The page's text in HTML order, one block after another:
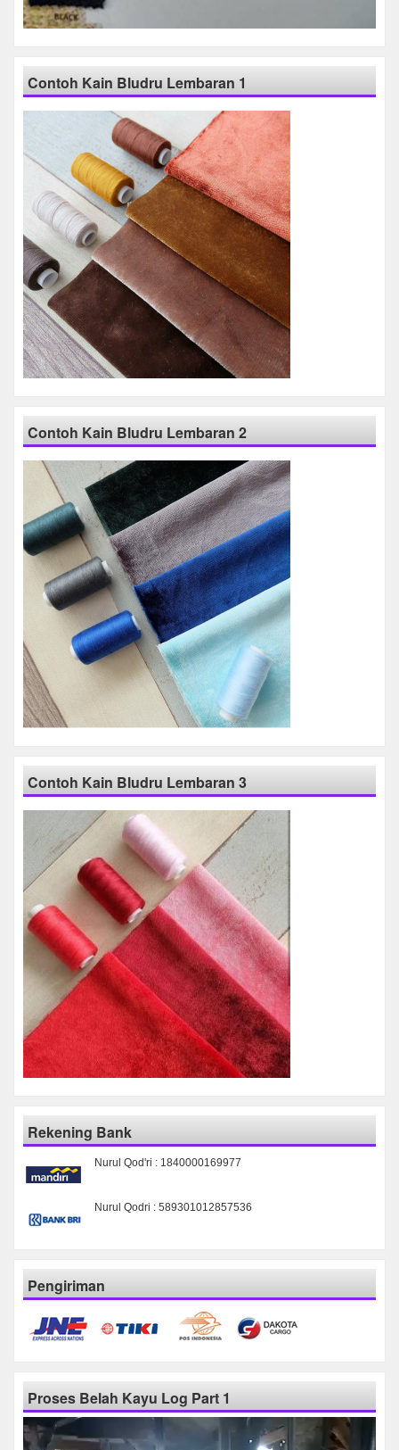
Contoh Kain Bludru Lembaran 1
Contoh Kain Bludru Lembaran 2
Contoh Kain Bludru Lembaran 3
Rekening Bank
Nurul Qod'ri : 1840000169977
Nurul Qodri : 589301012857536
Pengiriman
Proses Belah Kayu Log Part 1
Pemutar
Video